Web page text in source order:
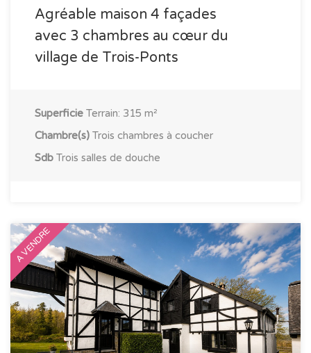
Agréable maison 4 façades
avec 3 chambres au cœur du
village de Trois-Ponts
Superficie Terrain: 315 m²
Chambre(s) Trois chambres à coucher
Sdb Trois salles de douche
A VENDRE